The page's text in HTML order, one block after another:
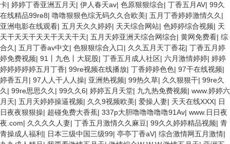
卡| 婷婷丁香亚洲五月天| 伊人春天av| 色原狠狠综合| 丁香五月AV| 99久
在线精品99re8| 噜噜狠狠色综无码久久合欧美| 五月丁香婷婷激情久久 |
亚洲电影在线观看| 五月天久久婷婷| 天天综合网站| 色婷婷综合视频| 天
天干天天干天天干天天干天| 五月天婷亚洲天综合网综合| 黄网免费看| 综
合久 | 五月丁香av中文| 色狠狠综合入口| 久久五月天丁香花| 丁香五月婷
婷免费视频| 91丨九色丨大屁股| 丁香五月成人社区| 六月激情婷婷| 婷婷
婷婷婷婷婷五月丁香| 99re视频在线播放| 丁香婷婷色色| 97干在线视频|
婷香五月 | 97人人干人人操| 亚洲热视频| 99热久草| 久久狠狠干| 99re久
久 | 99re思思久久 | 99久久6| 婷婷五月天堂| 九九热免费视频| www.婷婷六
月天| 五月天婷婷操逼视频| 久久9视频欧美| 爱操人妻| 天天在线XXX| 日
日夜夜狠狠操| 超碰免费大香蕉| 337p大胆噜噜噜噜噜91Av| www.日日夜
夜.com| 久久久久人妻| 丁香五月激情久久麻豆| 99久久婷婷精品视频| 青
青操成人福利| 日本三级中国三级99| 亭亭丁香aV| 综合激情网五月激情|